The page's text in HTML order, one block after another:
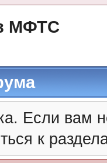
МФТС
Если вам
к